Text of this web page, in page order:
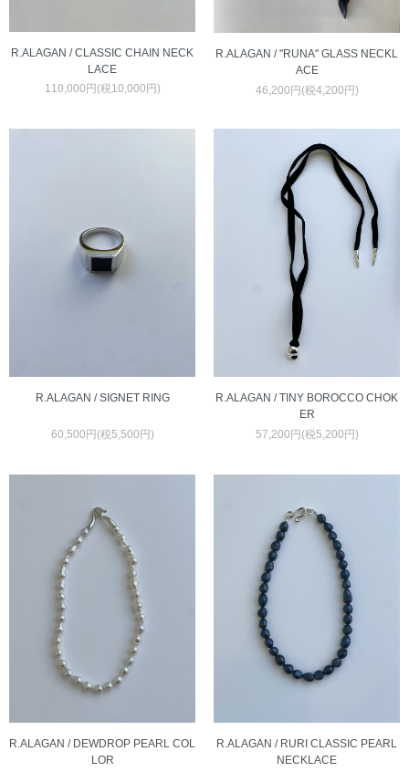
R.ALAGAN / CLASSIC CHAIN NECK
LACE
110,000円(税10,000円)
R.ALAGAN / "RUNA" GLASS NECKL
ACE
46,200円(税4,200円)
R.ALAGAN / SIGNET RING
60,500円(税5,500円)
R.ALAGAN / TINY BOROCCO CHOK
ER
57,200円(税5,200円)
R.ALAGAN / DEWDROP PEARL COL
LOR
R.ALAGAN / RURI CLASSIC PEARL
NECKLACE